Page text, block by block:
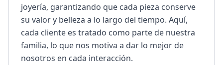
joyería, garantizando que cada pieza conserve
su valor y belleza a lo largo del tiempo. Aquí,
cada cliente es tratado como parte de nuestra
familia, lo que nos motiva a dar lo mejor de
nosotros en cada interacción.